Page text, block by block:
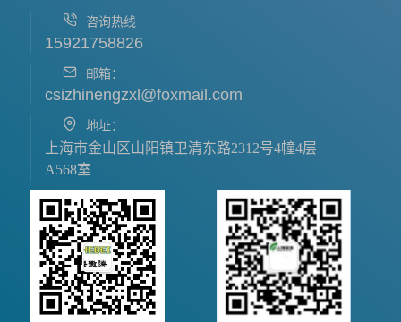
咨询热线
15921758826
邮箱：
csizhinengzxl@foxmail.com
地址：
上海市金山区山阳镇卫清东路2312号4幢4层
A568室